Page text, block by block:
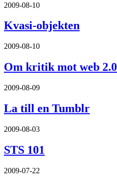
2009-08-10
Kvasi-objekten
2009-08-10
Om kritik mot web 2.0
2009-08-09
La till en Tumblr
2009-08-03
STS 101
2009-07-22